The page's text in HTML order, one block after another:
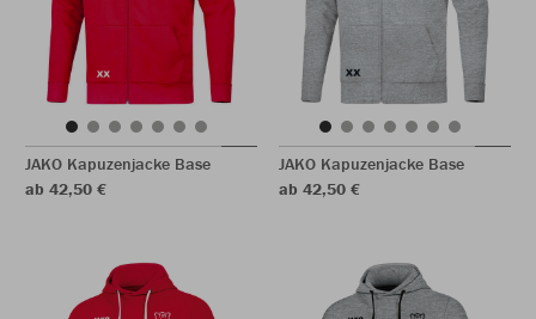
JAKO Kapuzenjacke Base
ab 42,50 €
JAKO Kapuzenjacke Base
ab 42,50 €